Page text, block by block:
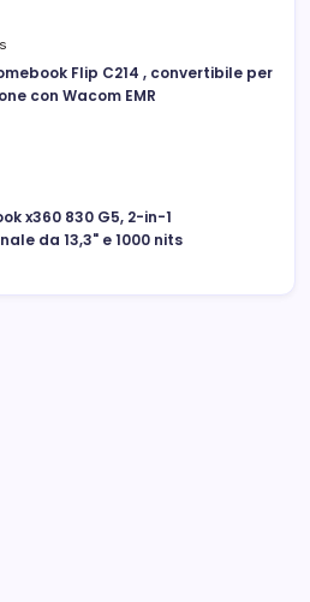
Flip C214 , convertibile per
con Wacom EMR
x360 830 G5, 2-in-1
da 13,3" e 1000 nits